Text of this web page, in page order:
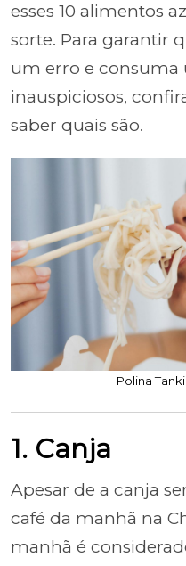
esses 10 alimentos
sorte. Para garantir
um erro e consuma
inauspiciosos,
saber quais são.
Polina
1. Canja
Apesar de a canja
café da manhã na
manhã é